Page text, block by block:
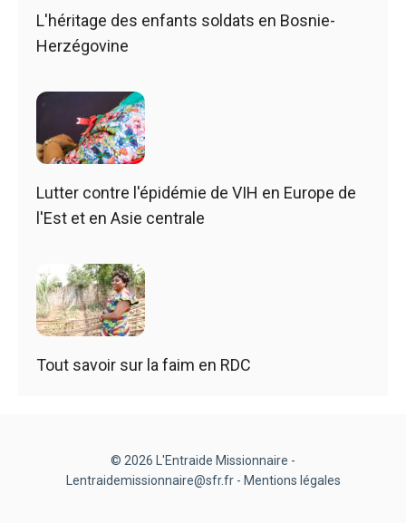
L'héritage des enfants soldats en Bosnie-
Herzégovine
Lutter contre l'épidémie de VIH en Europe de
l'Est et en Asie centrale
Tout savoir sur la faim en RDC
© 2026 L'Entraide Missionnaire -
Lentraidemissionnaire@sfr.fr - Mentions légales